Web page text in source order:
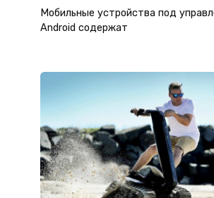
Мобильные устройства под
Android содержат